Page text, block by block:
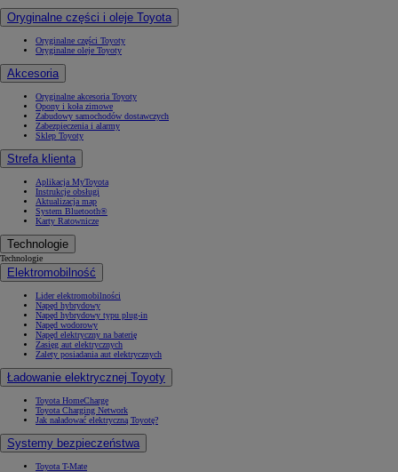
Oryginalne części i oleje Toyota
Oryginalne części Toyoty
Oryginalne oleje Toyoty
Akcesoria
Oryginalne akcesoria Toyoty
Opony i koła zimowe
Zabudowy samochodów dostawczych
Zabezpieczenia i alarmy
Sklep Toyoty
Strefa klienta
Aplikacja MyToyota
Instrukcje obsługi
Aktualizacja map
System Bluetooth®
Karty Ratownicze
Technologie
Technologie
Elektromobilność
Lider elektromobilności
Napęd hybrydowy
Napęd hybrydowy typu plug-in
Napęd wodorowy
Napęd elektryczny na baterię
Zasięg aut elektrycznych
Zalety posiadania aut elektrycznych
Ładowanie elektrycznej Toyoty
Toyota HomeCharge
Toyota Charging Network
Jak naładować elektryczną Toyotę?
Systemy bezpieczeństwa
Toyota T-Mate